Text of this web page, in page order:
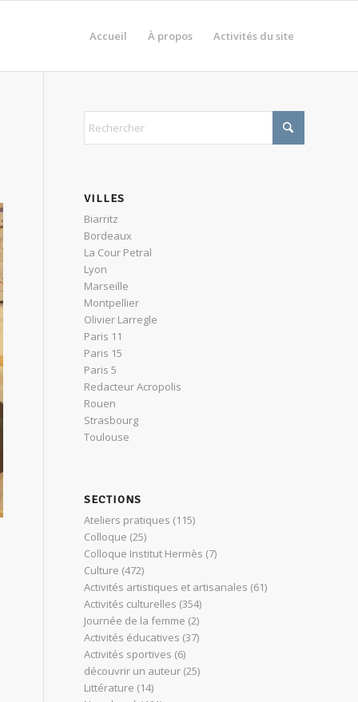
Accueil À propos Activités du site
VILLES
Biarritz
Bordeaux
La Cour Petral
Lyon
Marseille
Montpellier
Olivier Larregle
Paris 11
Paris 15
Paris 5
Redacteur Acropolis
Rouen
Strasbourg
Toulouse
SECTIONS
Ateliers pratiques (115)
Colloque (25)
Colloque Institut Hermès (7)
Culture (472)
Activités artistiques et artisanales (61)
Activités culturelles (354)
Journée de la femme (2)
Activités éducatives (37)
Activités sportives (6)
découvrir un auteur (25)
Littérature (14)